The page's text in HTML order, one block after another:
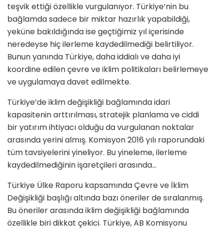
teşvik ettiği özellikle vurgulanıyor. Türkiye’nin bu
bağlamda sadece bir miktar hazırlık yapabildiği,
yeküne bakıldığında ise geçtiğimiz yıl içerisinde
neredeyse hiç ilerleme kaydedilmediği belirtiliyor.
Bunun yanında Türkiye, daha iddialı ve daha iyi
koordine edilen çevre ve iklim politikaları belirlemeye
ve uygulamaya davet edilmekte.
Türkiye’de iklim değişikliği bağlamında idari
kapasitenin arttırılması, stratejik planlama ve ciddi
bir yatırım ihtiyacı olduğu da vurgulanan noktalar
arasında yerini almış. Komisyon 2016 yılı raporundaki
tüm tavsiyelerini yineliyor. Bu yineleme, ilerleme
kaydedilmediğinin işaretçileri arasında…
Türkiye Ülke Raporu kapsamında Çevre ve İklim
Değişikliği başlığı altında bazı öneriler de sıralanmış.
Bu öneriler arasında iklim değişikliği bağlamında
özellikle biri dikkat çekici. Türkiye, AB Komisyonu